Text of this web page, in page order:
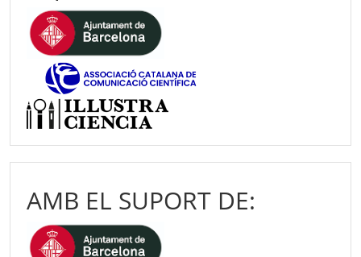
AMB EL SUPORT DE: